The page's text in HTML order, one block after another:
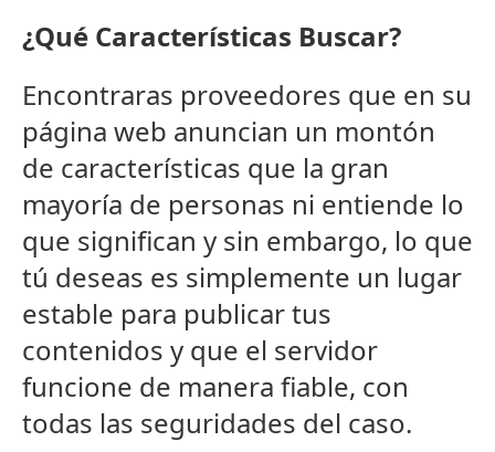
¿Qué Características Buscar?
Encontraras proveedores que en su
página web anuncian un montón
de caracterí­sticas que la gran
mayorí­a de personas ni entiende lo
que significan y sin embargo, lo que
tú deseas es simplemente un lugar
estable para publicar tus
contenidos y que el servidor
funcione de manera fiable, con
todas las seguridades del caso.